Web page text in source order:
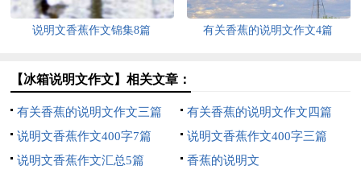
说明文香蕉作文锦集8篇 有关香蕉的说明文作文4篇
【冰箱说明文作文】相关文章：
有关香蕉的说明文作文三篇
有关香蕉的说明文作文四篇
说明文香蕉作文400字7篇
说明文香蕉作文400字三篇
说明文香蕉作文汇总5篇
香蕉的说明文